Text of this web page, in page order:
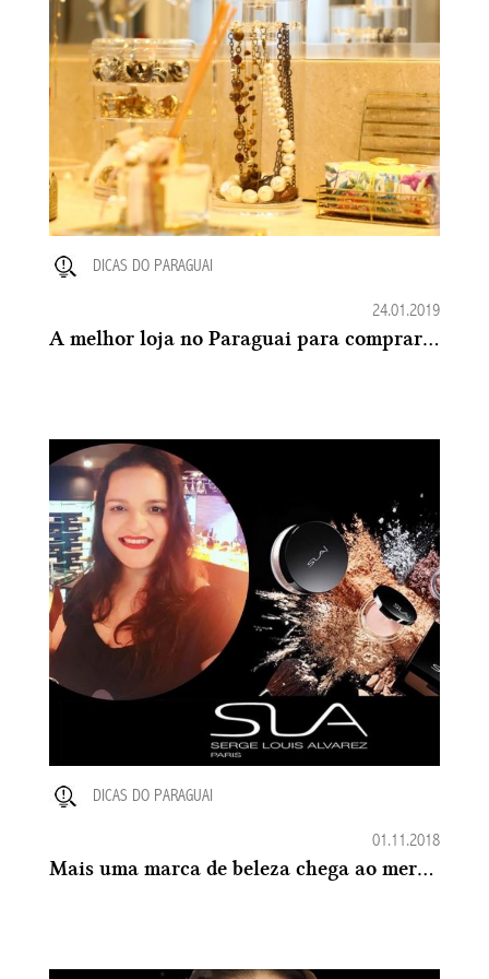
DICAS DO PARAGUAI
24.01.2019
A melhor loja no Paraguai para comprar Organizadores de Acrílico
DICAS DO PARAGUAI
01.11.2018
Mais uma marca de beleza chega ao mercado no Paraguai: A SLA Paris